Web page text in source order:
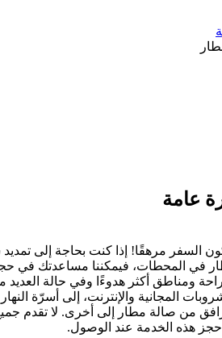
عامة
السفر مرهقًا! إذا كنت بحاجة إلى
في المحطات، فيمكننا مساعدتك في
راحة ومناطق أكثر هدوءًا وفي حالة
المجانية والإنترنت، إلى أسرّة
من صالة مطار إلى أخرى. لا تقدم
حجز هذه الخدمة عند الوصول.